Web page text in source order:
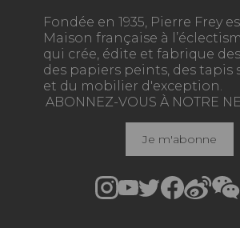
Fondée en 1935, Pierre Frey
Maison française à
qui crée, édite et fabrique
des papiers peints, des tapis
et du mobilier d'exception.
ABONNEZ-VOUS À NOTRE
Je m'abonne